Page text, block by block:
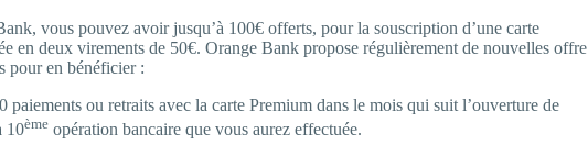
vous pouvez avoir jusqu’à 100€ offerts, pour la souscription d’une carte
en deux virements de 50€. Orange Bank propose régulièrement de nouvelles offre
pour en bénéficier :
ou retraits avec la carte Premium dans le mois qui suit l’ouverture de
10ème opération bancaire que vous aurez effectuée.